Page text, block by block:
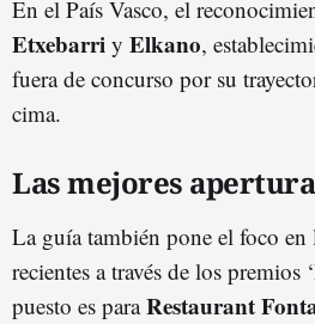
En el País Vasco, el
Etxebarri y Elkano,
fuera de concurso por su
cima.
Las mejores
La guía también pone el foco en
recientes a través de los premios
puesto es paraRestaurant